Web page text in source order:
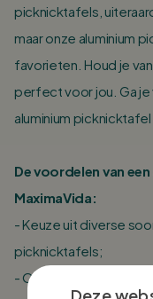
picknicktafels,
maar onze aluminium
favorieten. Houd je
perfect voor jou. Ga je
aluminium
De voordelen van
MaximaVida:
- Keuze uit diverse
picknicktafels;
-
Deze